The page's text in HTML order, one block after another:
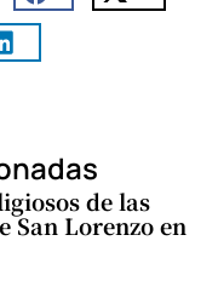
de las
San Lorenzo en